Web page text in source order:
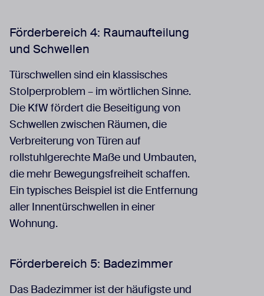
Förderbereich 4: Raumaufteilung
und Schwellen
Türschwellen sind ein klassisches
Stolperproblem – im wörtlichen Sinne.
Die KfW fördert die Beseitigung von
Schwellen zwischen Räumen, die
Verbreiterung von Türen auf
rollstuhlgerechte Maße und Umbauten,
die mehr Bewegungsfreiheit schaffen.
Ein typisches Beispiel ist die Entfernung
aller Innentürschwellen in einer
Wohnung.
Förderbereich 5: Badezimmer
Das Badezimmer ist der häufigste und